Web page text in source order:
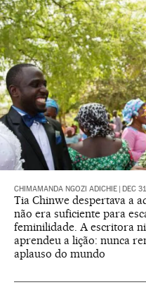
CHIMAMANDA NGOZI ADICHIE DEC
Tia Chinwe despertava a
não era suficiente para
feminilidade. A escritora
aprendeu a lição: nunca
aplauso do mundo